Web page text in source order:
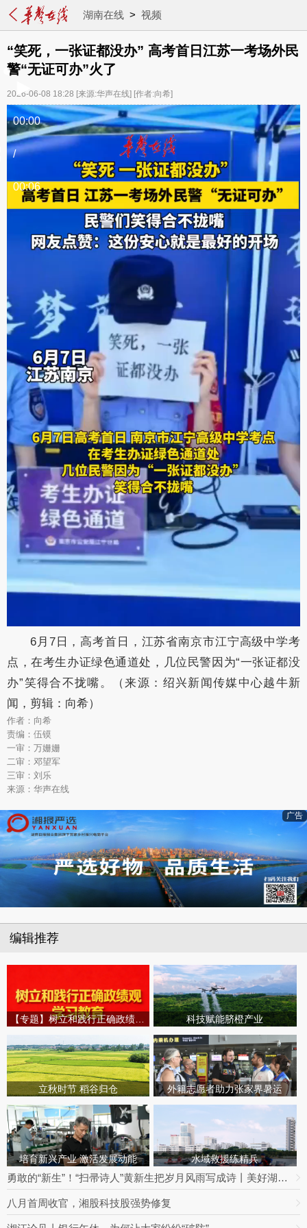
湖南在线> 视频
“笑死，一张证都没办” 高考首日江苏一考场外民
警“无证可办”火了
2026-06-08 18:28 [来源:华声在线] [作者:向希]
00:00
/
00:06
6月7日，高考首日，江苏省南京市江宁高级中学考
点，在考生办证绿色通道处，几位民警因为“一张证都没
办”笑得合不拢嘴。（来源：绍兴新闻传媒中心越牛新
闻，剪辑：向希）
作者：向希
责编：伍镆
一审：万姗姗
二审：邓望军
三审：刘乐
来源：华声在线
广告
编辑推荐
科技赋能脐橙产业
立秋时节 稻谷归仓 外籍志愿者助力张家界暑运
培育新兴产业 激活发展动能 水域救援练精兵
勇敢的“新生”！“扫帚诗人”黄新生把岁月风雨写成诗丨美好湖南推荐官
八月首周收官，湘股科技股强势修复